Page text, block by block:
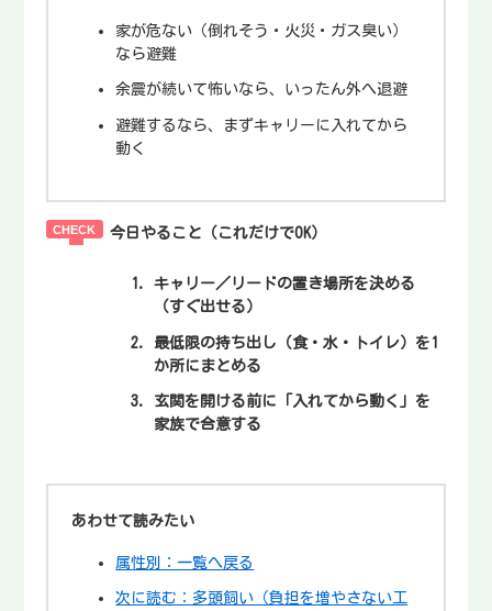
家が危ない（倒れそう・火災・ガス臭い）
なら避難
余震が続いて怖いなら、いったん外へ退避
避難するなら、まずキャリーに入れてから
動く
今日やること（これだけでOK）
キャリー／リードの置き場所を決める
（すぐ出せる）
最低限の持ち出し（食・水・トイレ）を1
か所にまとめる
玄関を開ける前に「入れてから動く」を
家族で合意する
あわせて読みたい
属性別：一覧へ戻る
次に読む：多頭飼い（負担を増やさない工